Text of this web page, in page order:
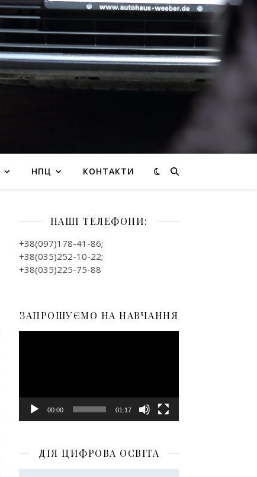
НПЦ КОНТАКТИ
НАШІ ТЕЛЕФОНИ:
+38(097)178-41-86;
+38(035)252-10-22;
+38(035)225-75-88
ЗАПРОШУЄМО НА НАВЧАННЯ
00:00 01:17
ДІЯ ЦИФРОВА ОСВІТА